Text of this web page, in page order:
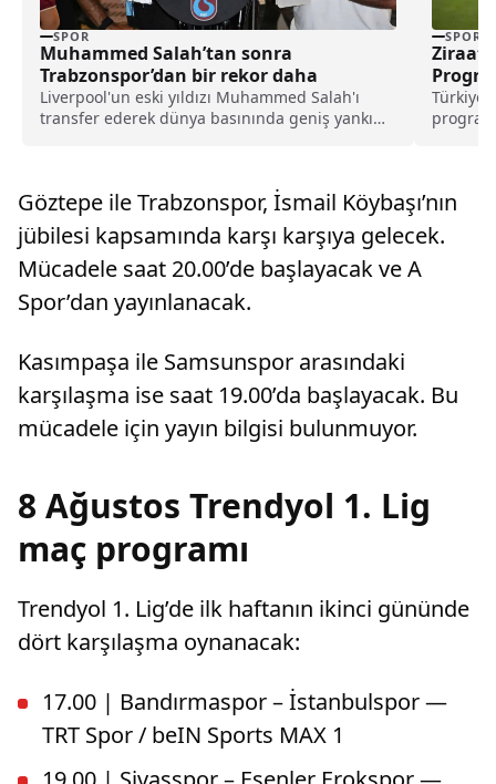
SPOR
Muhammed Salah’tan sonra
Trabzonspor’dan bir rekor daha
Liverpool'un eski yıldızı Muhammed Salah'ı
transfer ederek dünya basınında geniş yankı
açıkladı.
SPOR
Ziraat
Türkiye
Göztepe ile Trabzonspor, İsmail Köybaşı’nın
jübilesi kapsamında karşı karşıya gelecek.
Mücadele saat 20.00’de başlayacak ve A
Spor’dan yayınlanacak.
Kasımpaşa ile Samsunspor arasındaki
karşılaşma ise saat 19.00’da başlayacak. Bu
mücadele için yayın bilgisi bulunmuyor.
8 Ağustos Trendyol 1. Lig
maç programı
Trendyol 1. Lig’de ilk haftanın ikinci gününde
dört karşılaşma oynanacak:
17.00 | Bandırmaspor – İstanbulspor —
TRT Spor / beIN Sports MAX 1